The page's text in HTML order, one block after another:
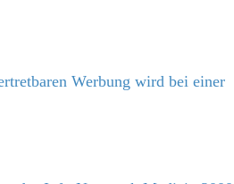
Werbung wird bei einer